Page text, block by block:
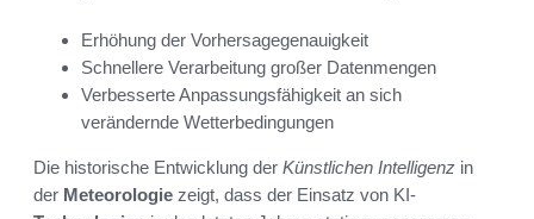
Erhöhung der Vorhersagegenauigkeit
Schnellere Verarbeitung großer Datenmengen
Verbesserte Anpassungsfähigkeit an sich
verändernde Wetterbedingungen
Die historische Entwicklung der Künstlichen Intelligenz in
der Meteorologie zeigt, dass der Einsatz von KI-